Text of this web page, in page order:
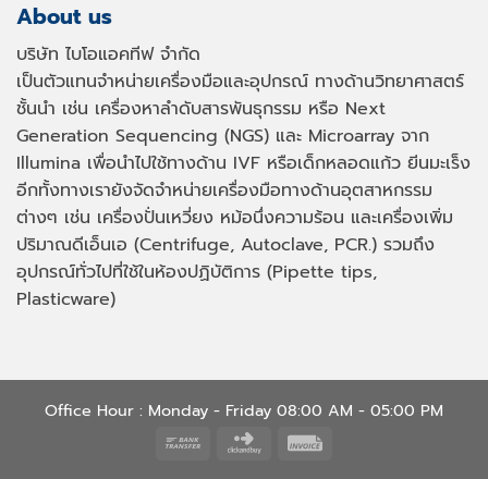
About us
บริษัท ไบโอแอคทีฟ จำกัด
เป็นตัวแทนจำหน่ายเครื่องมือและอุปกรณ์ ทางด้านวิทยาศาสตร์
ชั้นนำ เช่น เครื่องหาลำดับสารพันธุกรรม หรือ Next
Generation Sequencing (NGS) และ Microarray จาก
Illumina เพื่อนำไปใช้ทางด้าน IVF หรือเด็กหลอดแก้ว ยีนมะเร็ง
อีกทั้งทางเรายังจัดจำหน่ายเครื่องมือทางด้านอุตสาหกรรม
ต่างๆ เช่น เครื่องปั่นเหวี่ยง หม้อนึ่งความร้อน และเครื่องเพิ่ม
ปริมาณดีเอ็นเอ (Centrifuge, Autoclave, PCR.) รวมถึง
อุปกรณ์ทั่วไปที่ใช้ในห้องปฏิบัติการ (Pipette tips,
Plasticware)
Office Hour : Monday - Friday 08:00 AM - 05:00 PM
Bank
Click